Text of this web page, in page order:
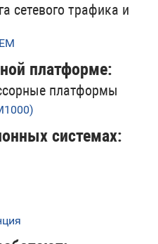
сетевого трафика и
платформе:
платформы
системах: